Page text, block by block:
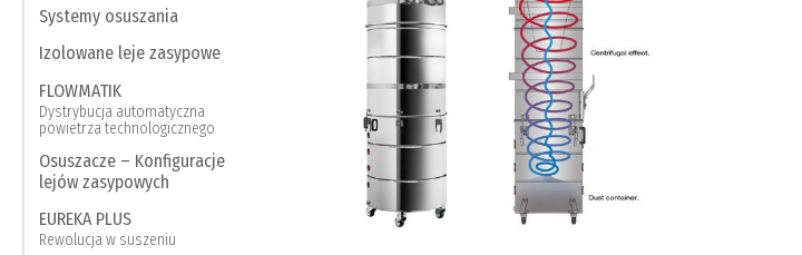
Systemy osuszania
Izolowane leje zasypowe
FLOWMATIK
Dystrybucja automatyczna
powietrza technologicznego
Osuszacze – Konfiguracje
lejów zasypowych
EUREKA PLUS
Rewolucja w suszeniu